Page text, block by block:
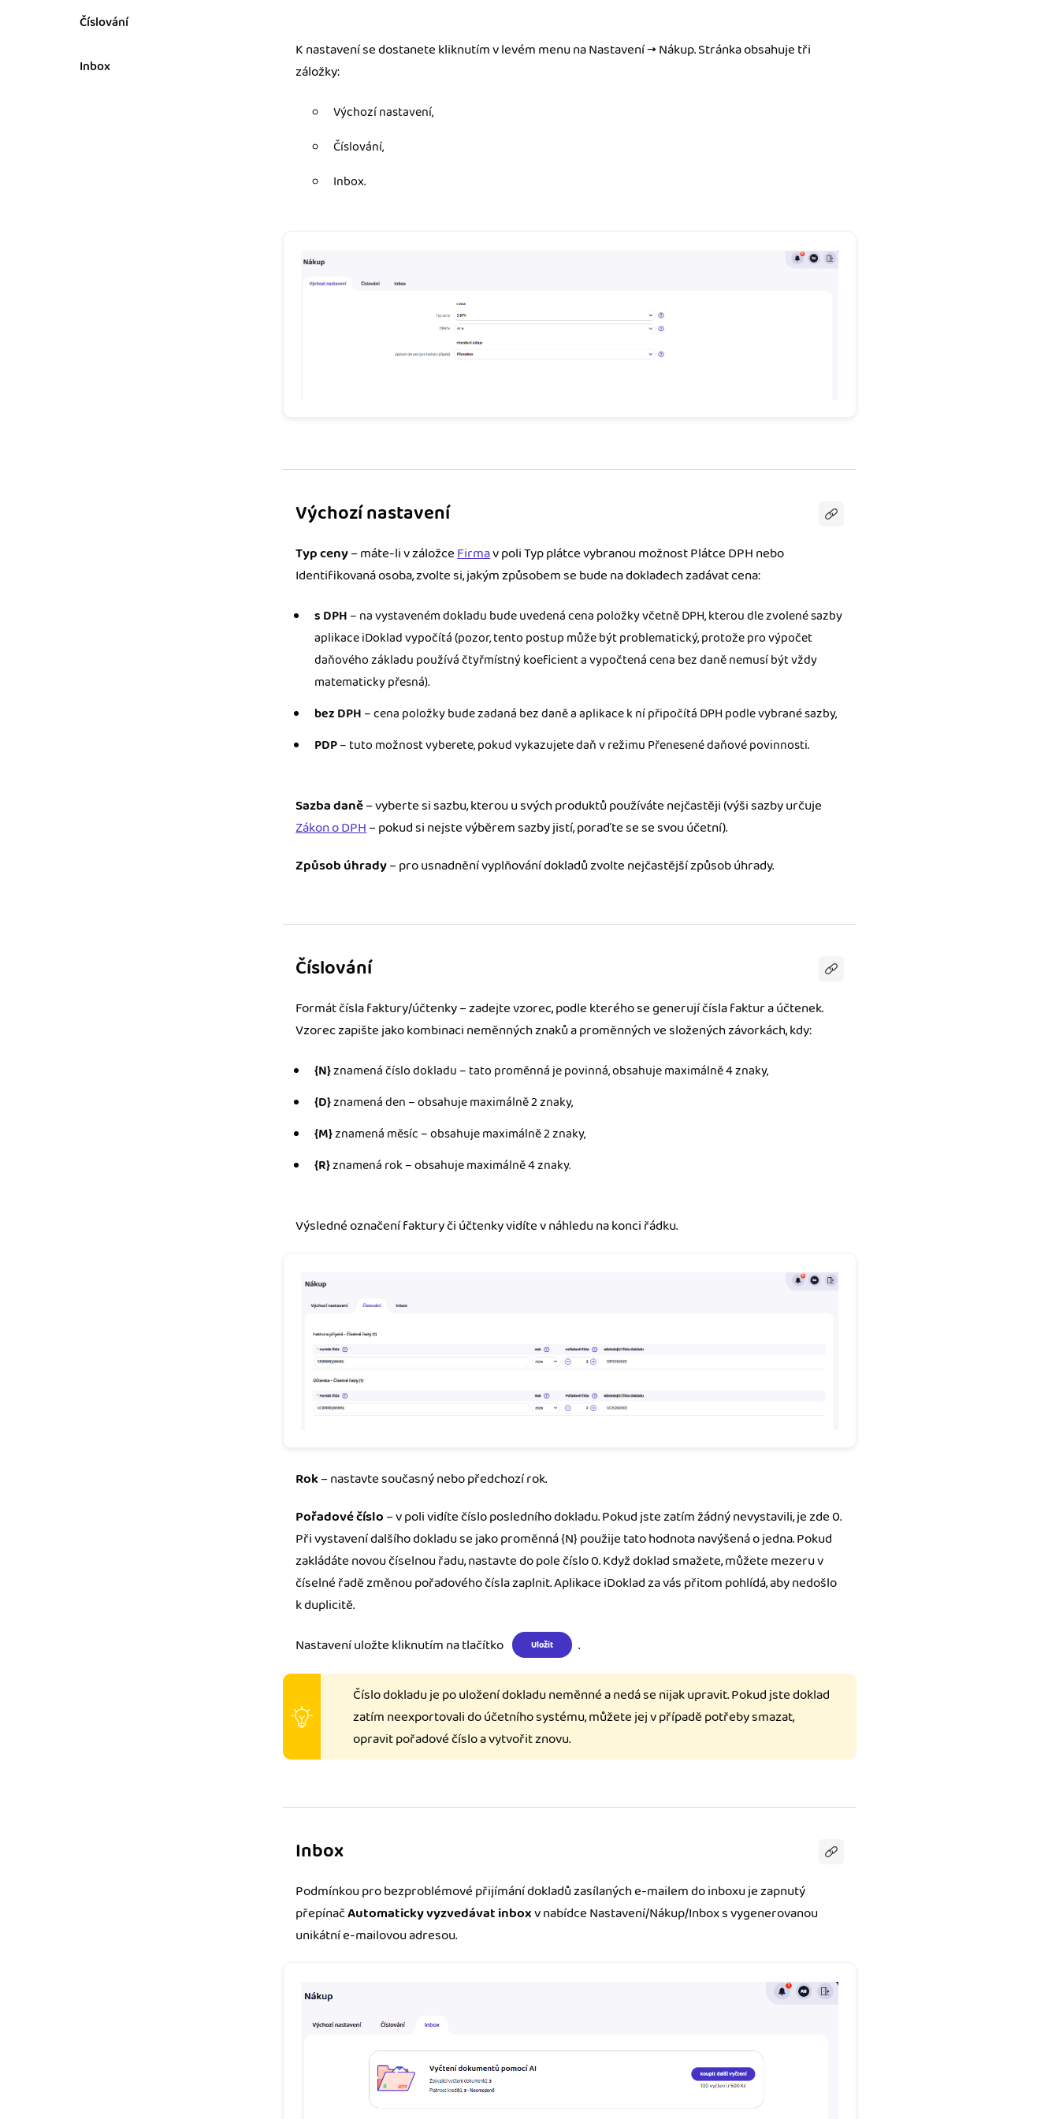
Užívejte, že máte podklady pro finanční
úřad v naprostém pořádku.
Propojení na další systémy
Nechte iDoklad pracovat za vás. Díky
propojení s e-shopem, bankou, CRM...
Číslování
Inbox
K nastavení se dostanete kliknutím v levém menu na Nastavení → Nákup. Stránka obsahuje tři
záložky:
Výchozí nastavení,
Číslování,
Inbox.
Výchozí nastavení
Typ ceny– máte-li v záložceFirmav poli Typ plátce vybranou možnost Plátce DPH nebo
Identifikovaná osoba, zvolte si, jakým způsobem se bude na dokladech zadávat cena:
s DPH – na vystaveném dokladu bude uvedená cena položky včetně DPH, kterou dle zvolené sazby
aplikace iDoklad vypočítá (pozor, tento postup může být problematický, protože pro výpočet
daňového základu používá čtyřmístný koeficient a vypočtená cena bez daně nemusí být vždy
matematicky přesná).
bez DPH – cena položky bude zadaná bez daně a aplikace k ní připočítá DPH podle vybrané sazby,
PDP– tuto možnost vyberete, pokud vykazujete daň v režimu Přenesené daňové povinnosti.
Sazba daně– vyberte si sazbu, kterou u svých produktů používáte nejčastěji (výši sazby určuje
Zákon o DPH– pokud si nejste výběrem sazby jistí, poraďte se se svou účetní).
Způsob úhrady– pro usnadnění vyplňování dokladů zvolte nejčastější způsob úhrady.
Číslování
Formát čísla faktury/účtenky – zadejte vzorec, podle kterého se generují čísla faktur a účtenek.
Vzorec zapište jako kombinaci neměnných znaků a proměnných ve složených závorkách, kdy:
{N}znamená číslo dokladu – tato proměnná je povinná, obsahuje maximálně 4 znaky,
{D}znamená den – obsahuje maximálně 2 znaky,
{M}znamená měsíc – obsahuje maximálně 2 znaky,
{R}znamená rok – obsahuje maximálně 4 znaky.
Výsledné označení faktury či účtenky vidíte v náhledu na konci řádku.
Rok– nastavte současný nebo předchozí rok.
Pořadové číslo– v poli vidíte číslo posledního dokladu. Pokud jste zatím žádný nevystavili, je zde 0.
Při vystavení dalšího dokladu se jako proměnná {N} použije tato hodnota navýšená o jedna. Pokud
zakládáte novou číselnou řadu, nastavte do pole číslo 0. Když doklad smažete, můžete mezeru v
číselné řadě změnou pořadového čísla zaplnit. Aplikace iDoklad za vás přitom pohlídá, aby nedošlo
k duplicitě.
Nastavení uložte kliknutím na tlačítko
Uložit .
Číslo dokladu je po uložení dokladu neměnné a nedá se nijak upravit. Pokud jste doklad
zatím neexportovali do účetního systému, můžete jej v případě potřeby smazat,
opravit pořadové číslo a vytvořit znovu.
Inbox
Podmínkou pro bezproblémové přijímání dokladů zasílaných e-mailem do inboxu je zapnutý
přepínačAutomaticky vyzvedávat inboxv nabídce Nastavení/Nákup/Inbox s vygenerovanou
unikátní e-mailovou adresou.